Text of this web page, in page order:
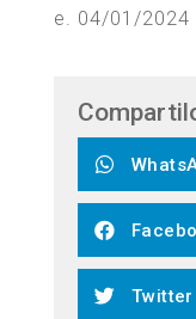
e. 04/01/2024
Twitter